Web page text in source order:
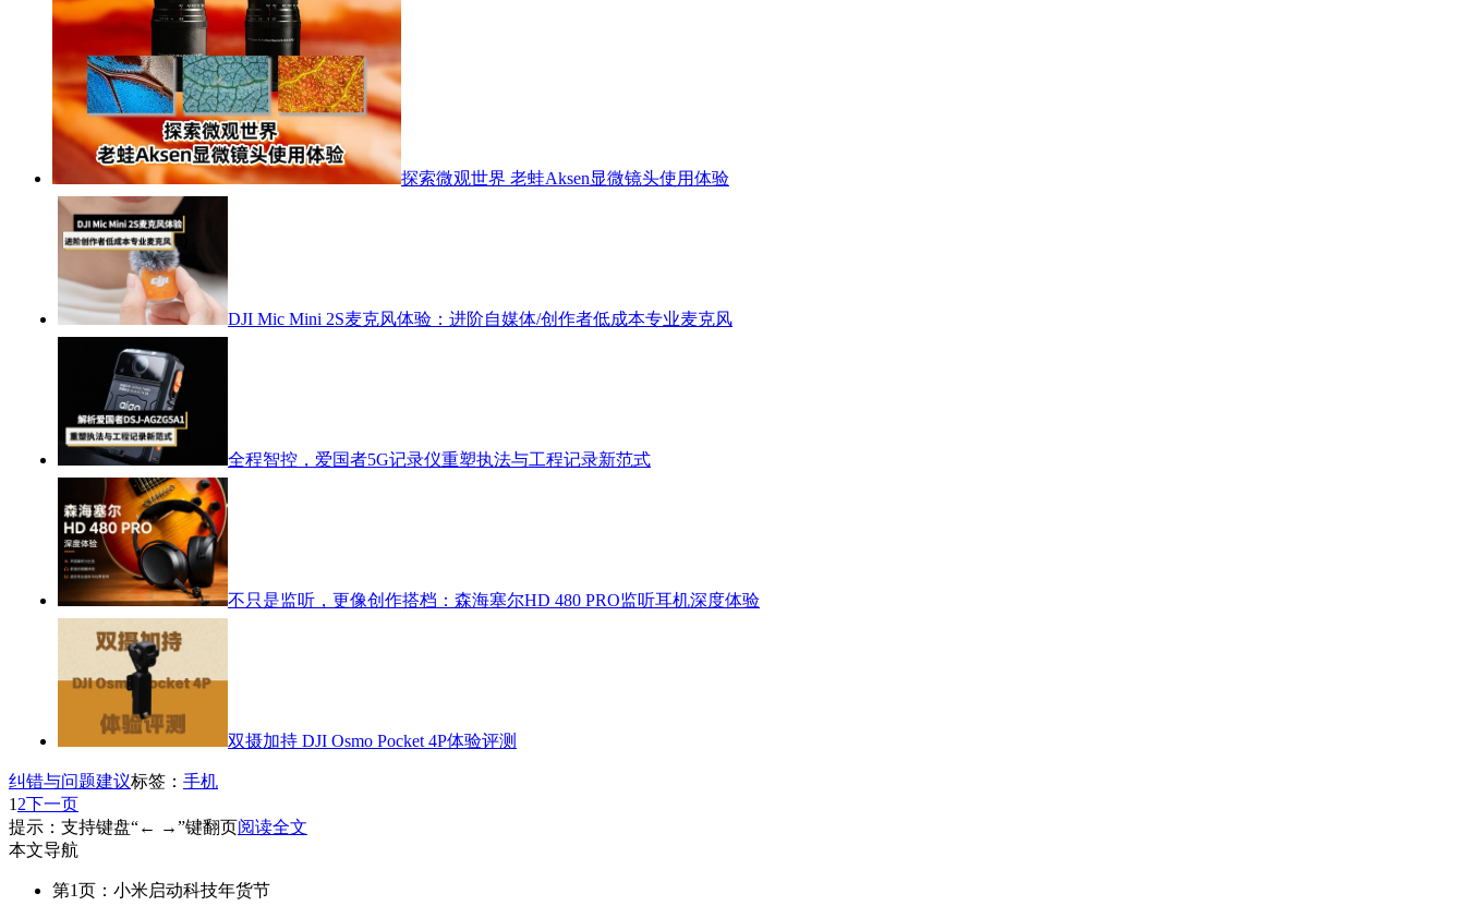
探索微观世界 老蛙Aksen显微镜头使用体验
DJI Mic Mini 2S麦克风体验：进阶自媒体/创作者低成本专业麦克风
全程智控，爱国者5G记录仪重塑执法与工程记录新范式
不只是监听，更像创作搭档：森海塞尔HD 480 PRO监听耳机深度体验
双摄加持 DJI Osmo Pocket 4P体验评测
纠错与问题建议标签： 手机
1 2下一页
提示：支持键盘“← →”键翻页阅读全文
本文导航
第1页：小米启动科技年货节